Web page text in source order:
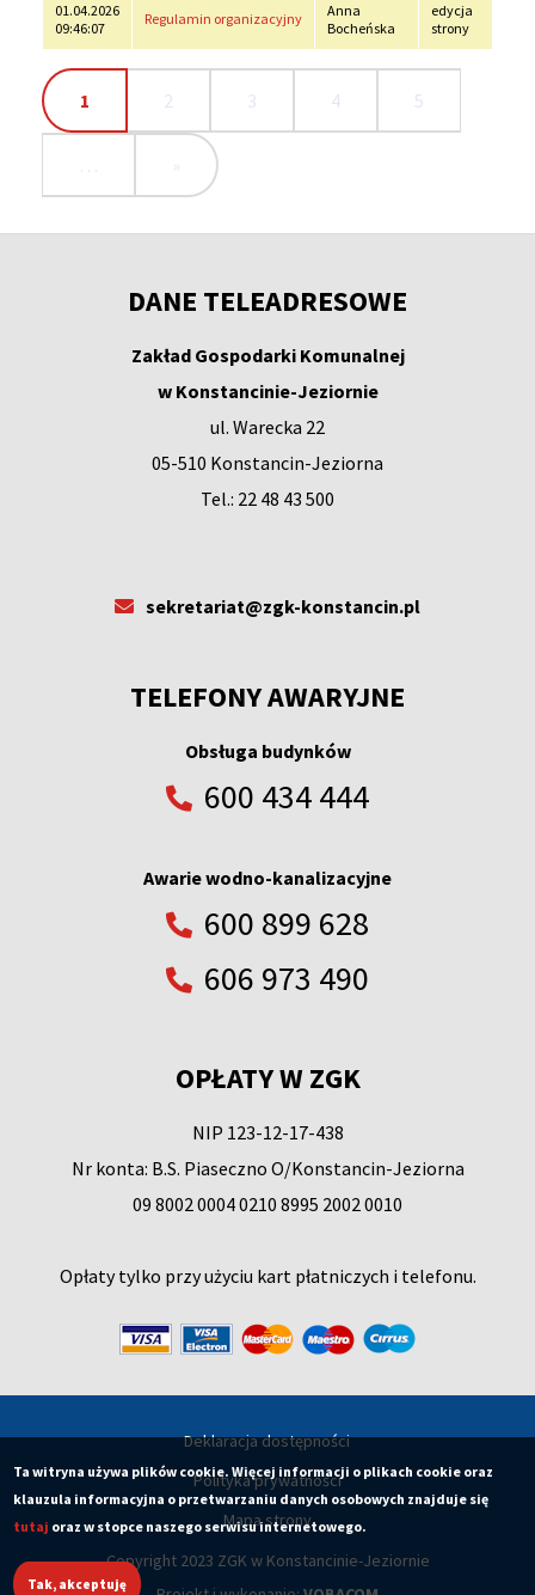
01.04.2026
09:46:07
Regulamin organizacyjny
Anna
Bocheńska
edycja
strony
Stronicowanie
Bieżąca
strona
1 Strona
2 Strona
3 Strona
4 Strona
5
…
Ostatnia
strona
»
DANE TELEADRESOWE
Zakład Gospodarki Komunalnej
w Konstancinie-Jeziornie
ul. Warecka 22
05-510 Konstancin-Jeziorna
Tel.: 22 48 43 500
sekretariat@zgk-konstancin.pl
TELEFONY AWARYJNE
Obsługa budynków
600 434 444
Awarie wodno-kanalizacyjne
600 899 628
606 973 490
OPŁATY W ZGK
NIP 123-12-17-438
Nr konta: B.S. Piaseczno O/Konstancin-Jeziorna
09 8002 0004 0210 8995 2002 0010
Opłaty tylko przy użyciu kart płatniczych i telefonu.
Copyright 2023 ZGK w Konstancinie-Jeziornie
Deklaracja dostępności
Polityka prywatności
Mapa strony
Ta witryna używa plików cookie. Więcej informacji o plikach cookie oraz
klauzula informacyjna o przetwarzaniu danych osobowych znajduje się
tutaj oraz w stopce naszego serwisu internetowego.
Tak, akceptuję